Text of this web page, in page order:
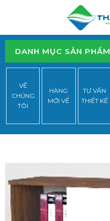
DANH MỤC SẢN PHẨM
VỀ
CHÚNG
TÔI
HÀNG
MỚI VỀ
TƯ VẤN
THIẾT KẾ